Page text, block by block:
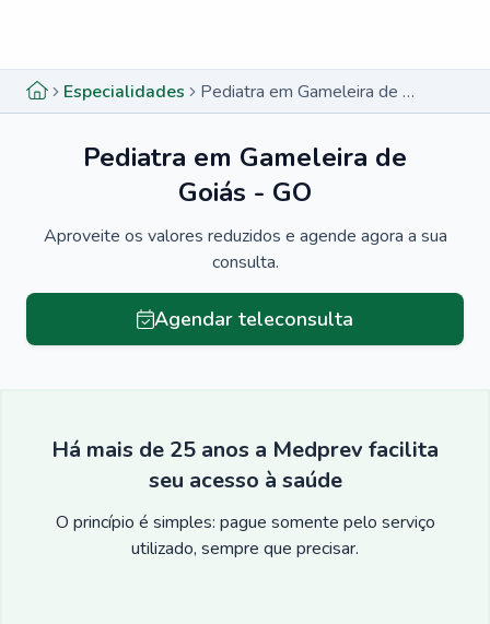
Especialidades Pediatra em Gameleira de Goiás - GO
Pediatra em Gameleira de
Goiás - GO
Aproveite os valores reduzidos e agende agora a sua
consulta.
Agendar teleconsulta
Há mais de 25 anos a Medprev facilita
seu acesso à saúde
O princípio é simples: pague somente pelo serviço
utilizado, sempre que precisar.